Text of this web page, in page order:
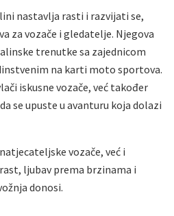
nastavlja rasti i razvijati se,
za vozače i gledatelje. Njegova
trenutke sa zajednicom
na karti moto sportova.
iskusne vozače, već također
se upuste u avanturu koja dolazi
vozače, već i
ljubav prema brzinama i
donosi.